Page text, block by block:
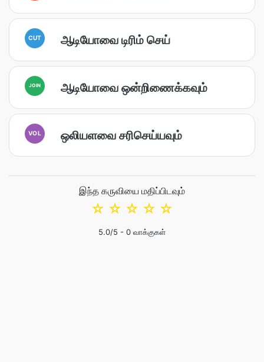
CUT ஆடியோவை டிரிம் செய்
JOIN ஆடியோவை ஒன்றிணைக்கவும்
VOL ஒலியளவை சரிசெய்யவும்
இந்த கருவியை மதிப்பிடவும்
☆
☆
☆
☆
☆
5.0/5 - 0 வாக்குகள்